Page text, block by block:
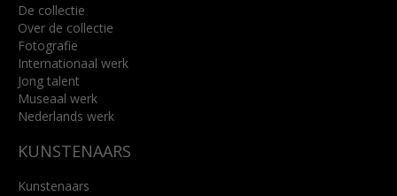
De collectie
Over de collectie
Fotografie
Internationaal werk
Jong talent
Museaal werk
Nederlands werk
KUNSTENAARS
Kunstenaars